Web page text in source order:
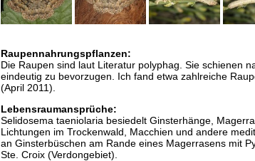
Raupennahrungspflanzen:
Die Raupen sind laut Literatur polyphag. Sie schienen
eindeutig zu bevorzugen. Ich fand etwa zahlreiche
(April 2011).
Lebensraumansprüche:
Selidosema taeniolaria besiedelt Ginsterhänge,
Lichtungen im Trockenwald, Macchien und andere
an Ginsterbüschen am Rande eines Magerrasens mit
Ste. Croix (Verdongebiet).